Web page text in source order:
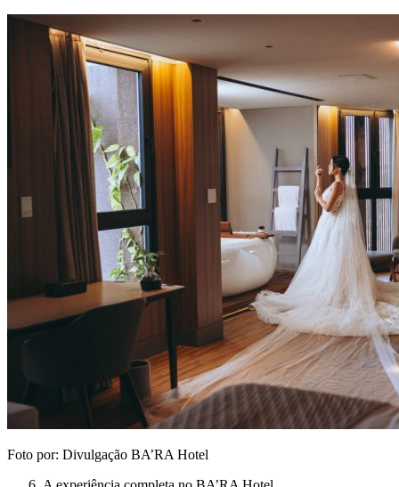
Foto por: Divulgação BA’RA Hotel